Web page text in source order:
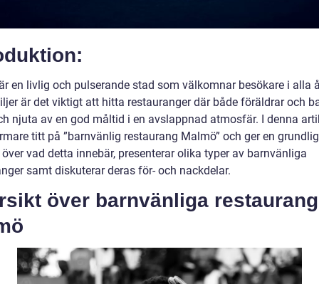
en livlig och pulserande stad som välkomnar besökare i alla
är det viktigt att hitta restauranger där både föräldrar och
njuta av en god måltid i en avslappnad atmosfär. I denna
titt på ”barnvänlig restaurang Malmö” och ger en grundlig
vad detta innebär, presenterar olika typer av barnvänliga
samt diskuterar deras för- och nackdelar.
över barnvänliga